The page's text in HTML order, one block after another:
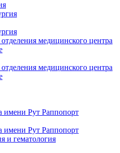
медицинского центра
медицинского центра
имени Рут Раппопорт
имени Рут Раппопорт
и гематология